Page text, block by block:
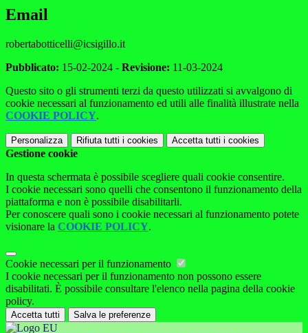
Email
robertabotticelli@icsigillo.it
Pubblicato: 15-02-2024 - Revisione: 11-03-2024
Questo sito o gli strumenti terzi da questo utilizzati si avvalgono di
cookie necessari al funzionamento ed utili alle finalità illustrate nella
COOKIE POLICY.
Personalizza Rifiuta tutti i cookies Accetta tutti i cookies
Gestione cookie
In questa schermata è possibile scegliere quali cookie consentire.
I cookie necessari sono quelli che consentono il funzionamento della
piattaforma e non è possibile disabilitarli.
Per conoscere quali sono i cookie necessari al funzionamento potete
visionare la COOKIE POLICY.
Cookie necessari per il funzionamento
I cookie necessari per il funzionamento non possono essere
disabilitati. È possibile consultare l'elenco nella pagina della cookie
policy.
Accetta tutti Salva le preferenze